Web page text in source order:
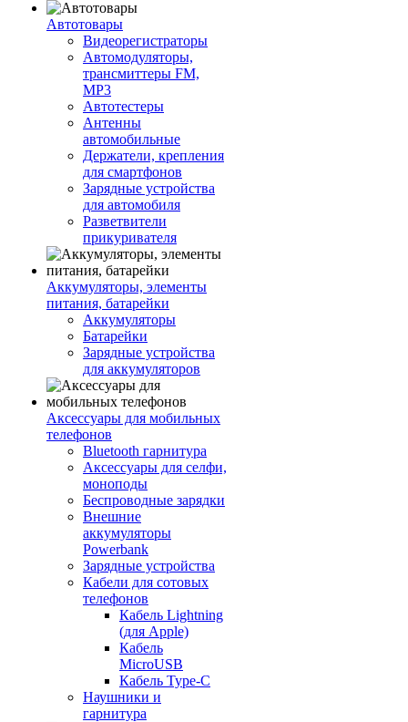
Автотовары
Видеорегистраторы
Автомодуляторы,
трансмиттеры FM,
MP3
Автотестеры
Антенны
автомобильные
Держатели, крепления
для смартфонов
Зарядные устройства
для автомобиля
Разветвители
прикуривателя
Аккумуляторы, элементы
питания, батарейки
Аккумуляторы
Батарейки
Зарядные устройства
для аккумуляторов
Аксессуары для мобильных
телефонов
Bluetooth гарнитура
Аксессуары для селфи,
моноподы
Беспроводные зарядки
Внешние
аккумуляторы
Powerbank
Зарядные устройства
Кабели для сотовых
телефонов
Кабель Lightning
(для Apple)
Кабель
MicroUSB
Кабель Type-C
Наушники и
гарнитура